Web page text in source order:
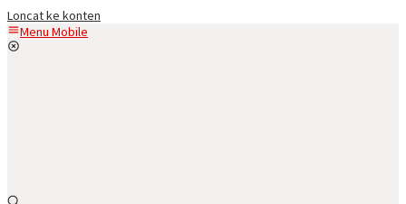
Loncat ke konten
Menu Mobile